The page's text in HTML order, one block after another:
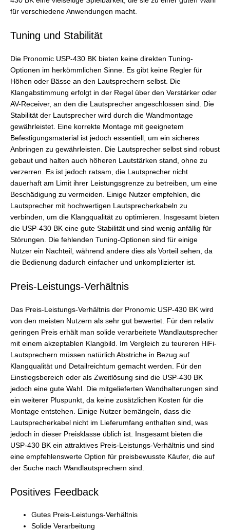
für verschiedene Anwendungen macht.
Tuning und Stabilität
Die Pronomic USP-430 BK bieten keine direkten Tuning-
Optionen im herkömmlichen Sinne. Es gibt keine Regler für
Höhen oder Bässe an den Lautsprechern selbst. Die
Klangabstimmung erfolgt in der Regel über den Verstärker oder
AV-Receiver, an den die Lautsprecher angeschlossen sind. Die
Stabilität der Lautsprecher wird durch die Wandmontage
gewährleistet. Eine korrekte Montage mit geeignetem
Befestigungsmaterial ist jedoch essentiell, um ein sicheres
Anbringen zu gewährleisten. Die Lautsprecher selbst sind robust
gebaut und halten auch höheren Lautstärken stand, ohne zu
verzerren. Es ist jedoch ratsam, die Lautsprecher nicht
dauerhaft am Limit ihrer Leistungsgrenze zu betreiben, um eine
Beschädigung zu vermeiden. Einige Nutzer empfehlen, die
Lautsprecher mit hochwertigen Lautsprecherkabeln zu
verbinden, um die Klangqualität zu optimieren. Insgesamt bieten
die USP-430 BK eine gute Stabilität und sind wenig anfällig für
Störungen. Die fehlenden Tuning-Optionen sind für einige
Nutzer ein Nachteil, während andere dies als Vorteil sehen, da
die Bedienung dadurch einfacher und unkomplizierter ist.
Preis-Leistungs-Verhältnis
Das Preis-Leistungs-Verhältnis der Pronomic USP-430 BK wird
von den meisten Nutzern als sehr gut bewertet. Für den relativ
geringen Preis erhält man solide verarbeitete Wandlautsprecher
mit einem akzeptablen Klangbild. Im Vergleich zu teureren HiFi-
Lautsprechern müssen natürlich Abstriche in Bezug auf
Klangqualität und Detailreichtum gemacht werden. Für den
Einstiegsbereich oder als Zweitlösung sind die USP-430 BK
jedoch eine gute Wahl. Die mitgelieferten Wandhalterungen sind
ein weiterer Pluspunkt, da keine zusätzlichen Kosten für die
Montage entstehen. Einige Nutzer bemängeln, dass die
Lautsprecherkabel nicht im Lieferumfang enthalten sind, was
jedoch in dieser Preisklasse üblich ist. Insgesamt bieten die
USP-430 BK ein attraktives Preis-Leistungs-Verhältnis und sind
eine empfehlenswerte Option für preisbewusste Käufer, die auf
der Suche nach Wandlautsprechern sind.
Positives Feedback
Gutes Preis-Leistungs-Verhältnis
Solide Verarbeitung